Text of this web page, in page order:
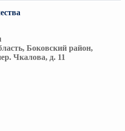
Боковский район,
Чкалова, д. 11